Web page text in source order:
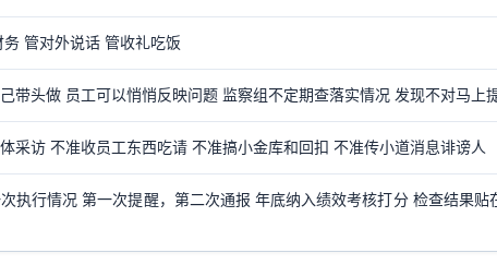
管对外说话 管收礼吃饭
带头做 员工可以悄悄反映问题 监察组不定期查落实情况 发现不对马上
采访 不准收员工东西吃请 不准搞小金库和回扣 不准传小道消息诽谤人
执行情况 第一次提醒，第二次通报 年底纳入绩效考核打分 检查结果贴